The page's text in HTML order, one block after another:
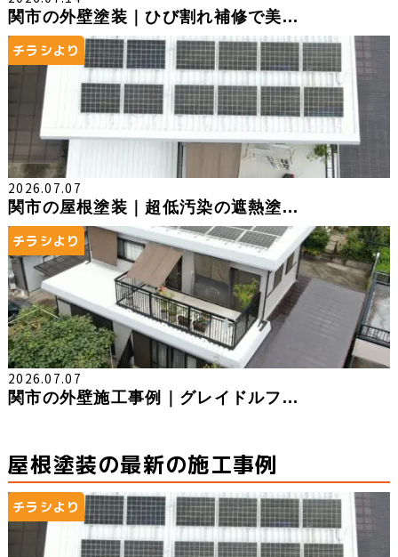
関市の外壁塗装｜ひび割れ補修で美...
チラシより
2026.07.07
関市の屋根塗装｜超低汚染の遮熱塗...
チラシより
2026.07.07
関市の外壁施工事例｜グレイドルフ...
屋根塗装の最新の施工事例
チラシより